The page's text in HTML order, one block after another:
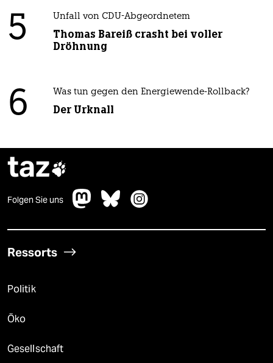
5 Unfall von CDU-Abgeordnetem
Thomas Bareiß crasht bei voller
Dröhnung
6 Was tun gegen den Energiewende-Rollback?
Der Urknall
taz
Folgen Sie uns
Ressorts
Politik
Öko
Gesellschaft